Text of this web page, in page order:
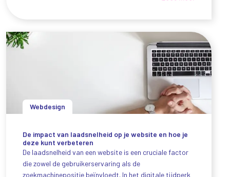
Webdesign
De impact van laadsnelheid op je website en hoe je
deze kunt verbeteren
De laadsnelheid van een website is een cruciale factor
die zowel de gebruikerservaring als de
zoekmachinepositie beïnvloedt. In het digitale tijdperk